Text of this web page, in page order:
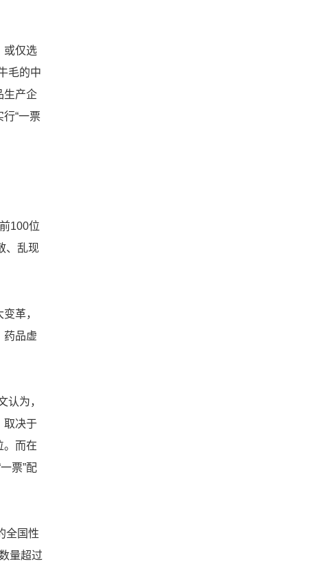
或仅选
毛的中
生产企
“一票
100位
、乱现
革，
药品虚
认为，
取决于
。而在
票”配
全国性
量超过